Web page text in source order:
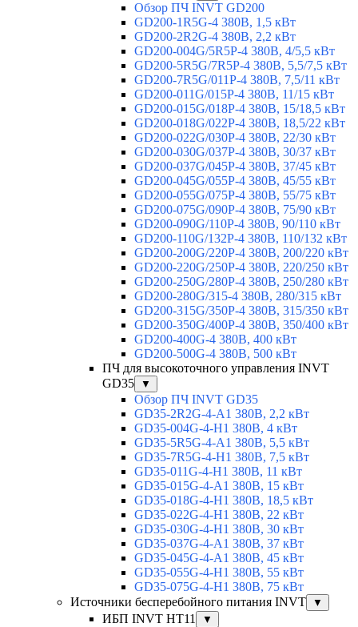
Обзор ПЧ INVT GD200
GD200-1R5G-4 380В, 1,5 кВт
GD200-2R2G-4 380В, 2,2 кВт
GD200-004G/5R5P-4 380В, 4/5,5 кВт
GD200-5R5G/7R5P-4 380В, 5,5/7,5 кВт
GD200-7R5G/011P-4 380В, 7,5/11 кВт
GD200-011G/015P-4 380В, 11/15 кВт
GD200-015G/018P-4 380В, 15/18,5 кВт
GD200-018G/022P-4 380В, 18,5/22 кВт
GD200-022G/030P-4 380В, 22/30 кВт
GD200-030G/037P-4 380В, 30/37 кВт
GD200-037G/045P-4 380В, 37/45 кВт
GD200-045G/055P-4 380В, 45/55 кВт
GD200-055G/075P-4 380В, 55/75 кВт
GD200-075G/090P-4 380В, 75/90 кВт
GD200-090G/110P-4 380В, 90/110 кВт
GD200-110G/132P-4 380В, 110/132 кВт
GD200-200G/220P-4 380В, 200/220 кВт
GD200-220G/250P-4 380В, 220/250 кВт
GD200-250G/280P-4 380В, 250/280 кВт
GD200-280G/315-4 380В, 280/315 кВт
GD200-315G/350P-4 380В, 315/350 кВт
GD200-350G/400P-4 380В, 350/400 кВт
GD200-400G-4 380В, 400 кВт
GD200-500G-4 380В, 500 кВт
ПЧ для высокоточного управления INVT
GD35
▼
Обзор ПЧ INVT GD35
GD35-2R2G-4-A1 380В, 2,2 кВт
GD35-004G-4-H1 380В, 4 кВт
GD35-5R5G-4-A1 380В, 5,5 кВт
GD35-7R5G-4-H1 380В, 7,5 кВт
GD35-011G-4-H1 380В, 11 кВт
GD35-015G-4-A1 380В, 15 кВт
GD35-018G-4-H1 380В, 18,5 кВт
GD35-022G-4-H1 380В, 22 кВт
GD35-030G-4-H1 380В, 30 кВт
GD35-037G-4-A1 380В, 37 кВт
GD35-045G-4-A1 380В, 45 кВт
GD35-055G-4-H1 380В, 55 кВт
GD35-075G-4-H1 380В, 75 кВт
Источники бесперебойного питания INVT
▼
ИБП INVT HT11 ▼